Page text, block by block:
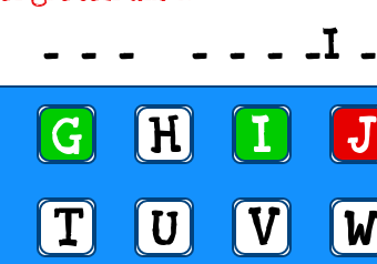
_ _ _ _ _ _ _I _
G H I J
T U V W